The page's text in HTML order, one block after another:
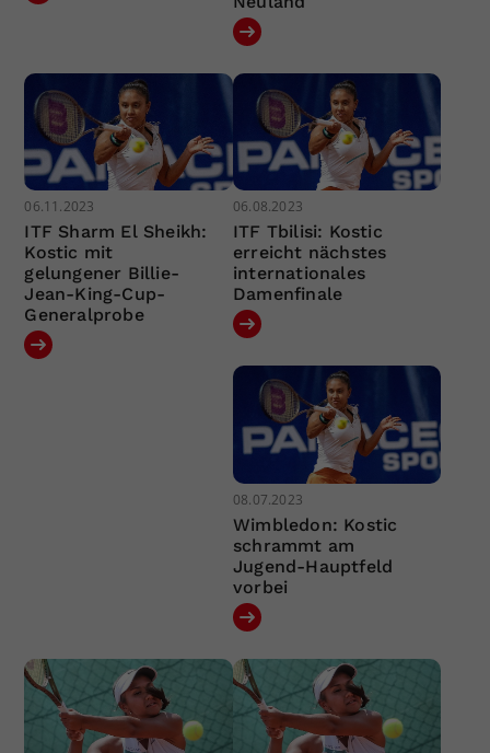
06.11.2023
ITF Sharm El Sheikh:
Kostic mit
gelungener Billie-
Jean-King-Cup-
Generalprobe
06.08.2023
ITF Tbilisi: Kostic
erreicht nächstes
internationales
Damenfinale
08.07.2023
Wimbledon: Kostic
schrammt am
Jugend-Hauptfeld
vorbei